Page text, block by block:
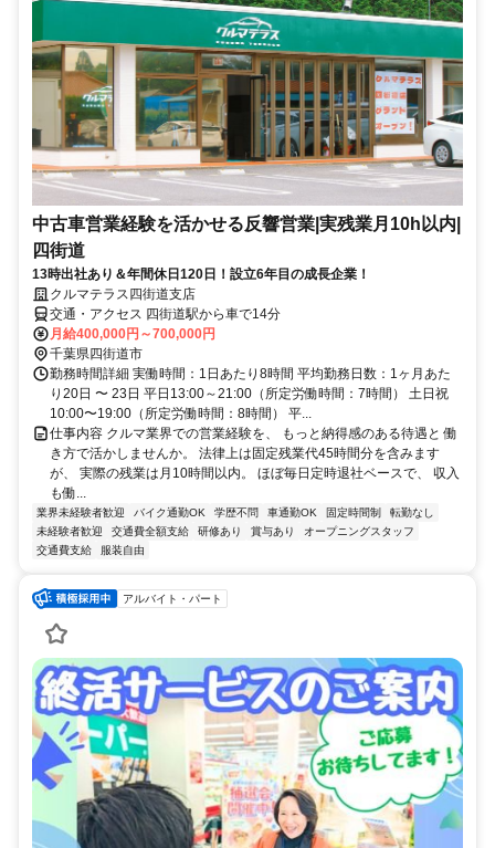
中古車営業経験を活かせる反響営業|実残業月10h以内|
四街道
13時出社あり＆年間休日120日！設立6年目の成長企業！
クルマテラス四街道支店
交通・アクセス 四街道駅から車で14分
月給400,000円～700,000円
千葉県四街道市
勤務時間詳細 実働時間：1日あたり8時間 平均勤務日数：1ヶ月あた
り20日 〜 23日 平日13:00～21:00（所定労働時間：7時間） 土日祝
10:00〜19:00（所定労働時間：8時間） 平...
仕事内容 クルマ業界での営業経験を、 もっと納得感のある待遇と 働
き方で活かしませんか。 法律上は固定残業代45時間分を含みます
が、 実際の残業は月10時間以内。 ほぼ毎日定時退社ベースで、 収入
も働...
業界未経験者歓迎 バイク通勤OK 学歴不問 車通勤OK 固定時間制
転勤なし
未経験者歓迎
交通費全額支給 研修あり 賞与あり
オープニングスタッフ
交通費支給
服装自由
アルバイト・パート